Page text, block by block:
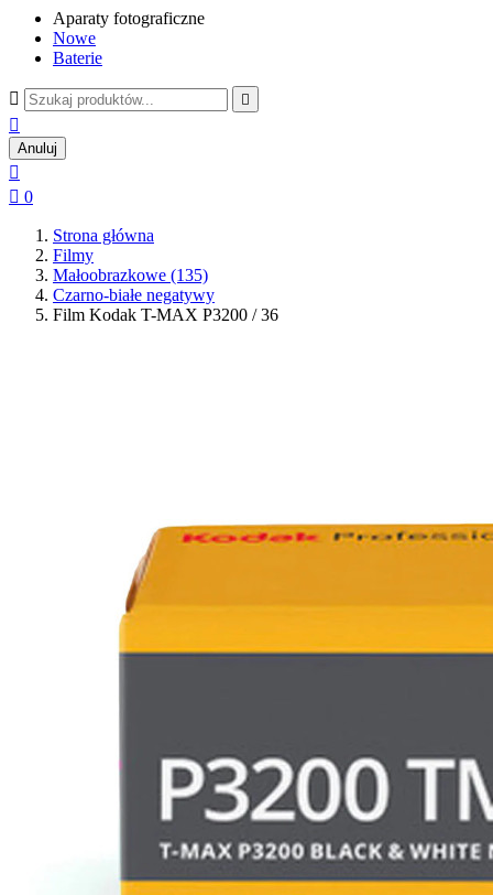
Aparaty fotograficzne
Nowe
Baterie
 

Anuluj

 0
Strona główna
Filmy
Małoobrazkowe (135)
Czarno-białe negatywy
Film Kodak T-MAX P3200 / 36